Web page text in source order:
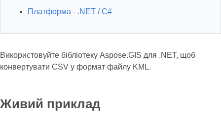
Платформа - .NET / C#
Використовуйте бібліотеку Aspose.GIS для .NET, щоб
конвертувати CSV у формат файлу KML.
Живий приклад